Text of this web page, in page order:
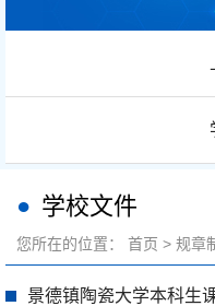
学校文件
您所在的位置： 首页 > 规章